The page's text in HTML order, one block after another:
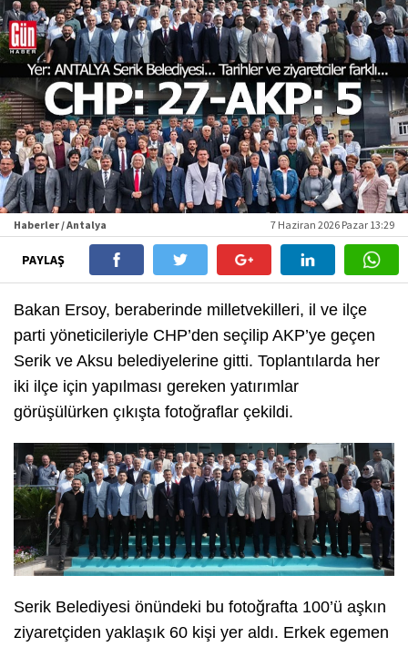
Haberler / Antalya 7 Haziran 2026 Pazar 13:29
PAYLAŞ
Bakan Ersoy, beraberinde milletvekilleri, il ve ilçe
parti yöneticileriyle CHP’den seçilip AKP’ye geçen
Serik ve Aksu belediyelerine gitti. Toplantılarda her
iki ilçe için yapılması gereken yatırımlar
görüşülürken çıkışta fotoğraflar çekildi.
Serik Belediyesi önündeki bu fotoğrafta 100’ü aşkın
ziyaretçiden yaklaşık 60 kişi yer aldı. Erkek egemen